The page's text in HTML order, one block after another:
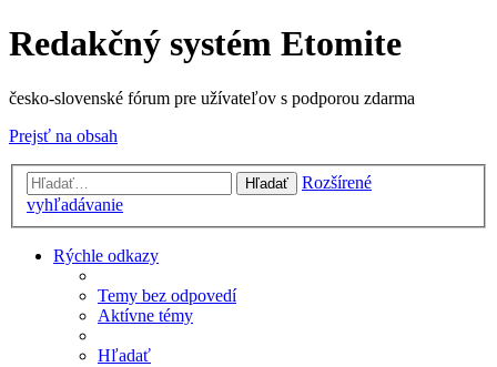
Redakčný systém Etomite
česko-slovenské fórum pre užívateľov s podporou zdarma
Prejsť na obsah
Hľadať
Rozšírené
vyhľadávanie
Rýchle odkazy
Temy bez odpovedí
Aktívne témy
Hľadať